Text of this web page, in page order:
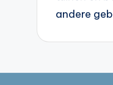
andere